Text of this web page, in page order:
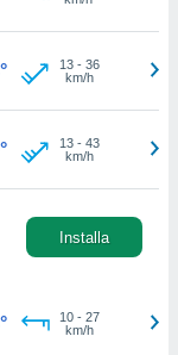
13- 36
km/h
13- 43
km/h
Installa
10- 27
km/h